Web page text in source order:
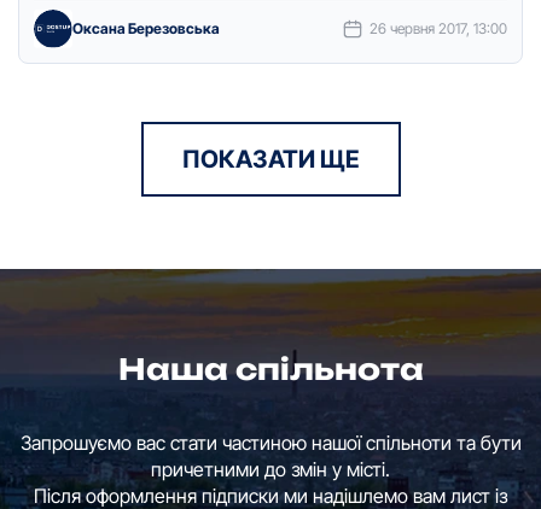
Животовськa.Зa …
Оксана Березовська 26 червня 2017, 13:00
ПОКАЗАТИ ЩЕ
Наша спільнота
Запрошуємо вас стати частиною нашої спільноти та бути
причетними до змін у місті.
Після оформлення підписки ми надішлемо вам лист із